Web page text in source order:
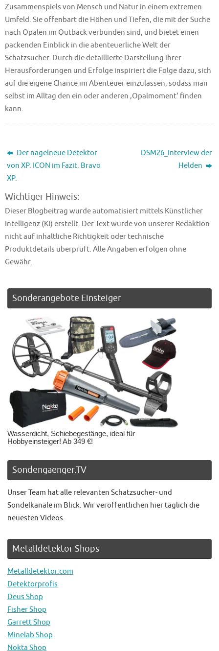
Zusammenspiels von Mensch und Natur in einem extremen
Umfeld. Sie offenbart die Höhen und Tiefen, die mit der Suche
nach Opalen im Outback verbunden sind, und bietet einen
packenden Einblick in die abenteuerliche Welt der
Schatzsucher. Durch die detaillierte Darstellung ihrer
Herausforderungen und Erfolge inspiriert die Folge dazu, sich
auf die eigene Chance im Abenteuer einzulassen, sodass man
selbst im Alltag den ein oder anderen ‚Opalmoment‘ finden
kann.
Der nagelneue Detektor
von XP. ICON im Fazit. Bravo
XP.
DSM26_Interview der
Helden
Wichtiger Hinweis:
Dieser Blogbeitrag wurde automatisiert mittels Künstlicher
Intelligenz (KI) erstellt. Der Text wurde von unserer Redaktion
nicht auf inhaltliche Richtigkeit oder technische
Produktdetails überprüft. Alle Angaben erfolgen ohne
Gewähr.
Sonderangebote Einsteiger
Wasserdicht, Schiebegestänge, ideal für
Hobbyeinsteiger! Ab 349 €!
Sondengaenger.TV
Unser Team hat alle relevanten Schatzsucher- und
Sondelkanäle im Blick. Wir veröffentlichen hier täglich die
neuesten Videos.
Metalldetektor Shops
Metalldetektor.com
Detektorprofis
Deus Shop
Fisher Shop
Garrett Shop
Minelab Shop
Nokta Shop